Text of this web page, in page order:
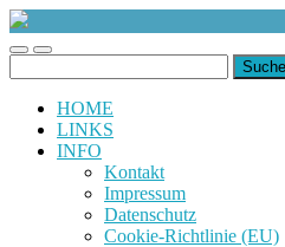
uiuiuiuiuiuiui.de
Toggle
mobile
Toggle
search
nach:
HOME
LINKS
INFO
Kontakt
Impressum
Datenschutz
Cookie-Richtlinie (EU)